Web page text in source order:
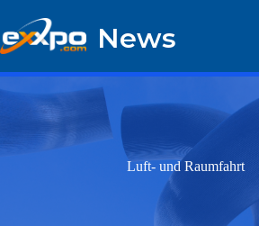
zum
Inhalt
News
Luft- und Raumfahrt